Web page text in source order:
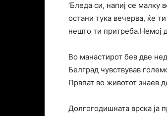
’Бледа си, напиј се
остани тука вечерва, ќе
нешто ти притреба.Немој
Во манастирот бев две
Белград чувствував
Првпат во животот знаев
Долгогодишната врска ја